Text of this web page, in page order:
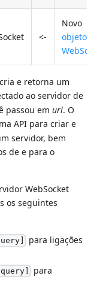
<-
Novo
objeto
WebSocket
e retorna um
ao servidor de
passou emurl. O
API para criar e
servidor, bem
de e para o
WebSocket
os seguintes
para ligações
para